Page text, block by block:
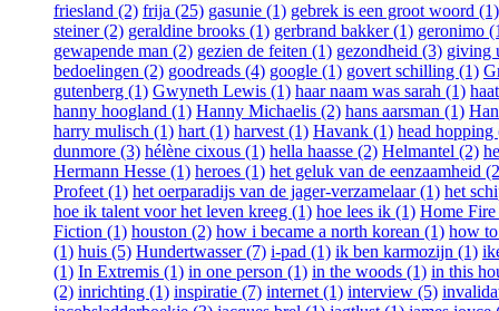
friesland (2) frija (25) gasunie (1) gebrek is een groot woord (1)
steiner (2) geraldine brooks (1) gerbrand bakker (1) geronimo
gewapende man (2) gezien de feiten (1) gezondheid (3) giving
bedoelingen (2) goodreads (4) google (1) govert schilling (1)
gutenberg (1) Gwyneth Lewis (1) haar naam was sarah (1)
hanny hoogland (1) Hanny Michaelis (2) hans aarsman (1)
harry mulisch (1) hart (1) harvest (1) Havank (1) head hopping
dunmore (3) hélène cixous (1) hella haasse (2) Helmantel (2)
Hermann Hesse (1) heroes (1) het geluk van de eenzaamheid
Profeet (1) het oerparadijs van de jager-verzamelaar (1) het
hoe ik talent voor het leven kreeg (1) hoe lees ik (1) Home
Fiction (1) houston (2) how i became a north korean (1) how
(1) huis (5) Hundertwasser (7) i-pad (1) ik ben karmozijn (1)
(1) In Extremis (1) in one person (1) in the woods (1) in this
(2) inrichting (1) inspiratie (7) internet (1) interview (5)